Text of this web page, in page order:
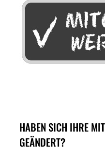
HABEN SICH IHRE
GEÄNDERT?